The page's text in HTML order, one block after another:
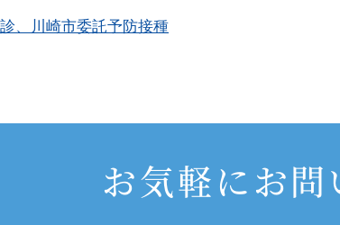
、川崎市委託予防接種
お気軽にお問